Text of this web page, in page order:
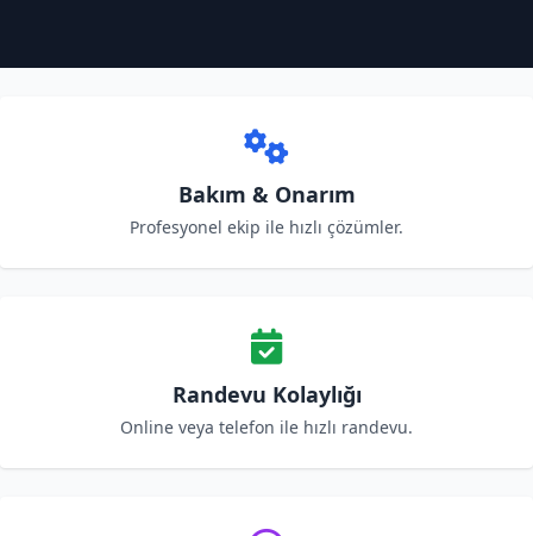
Bakım & Onarım
Profesyonel ekip ile hızlı çözümler.
Randevu Kolaylığı
Online veya telefon ile hızlı randevu.